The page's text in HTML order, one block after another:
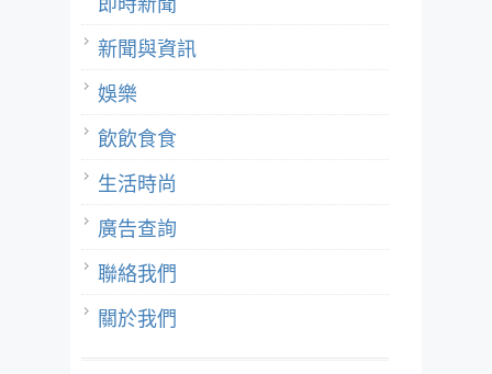
新聞與資訊
娛樂
飲飲食食
生活時尚
廣告查詢
聯絡我們
關於我們